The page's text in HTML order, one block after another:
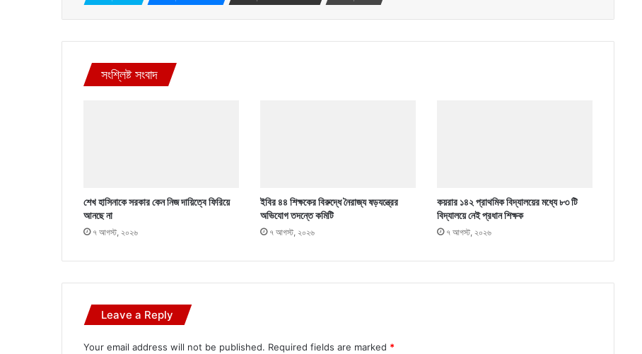
সংশ্লিষ্ট সংবাদ
শেখ হাসিনাকে সরকার কেন নিজ দায়িত্বে ফিরিয়ে
আনছে না
৭ আগস্ট, ২০২৬
ইবির ৪৪ শিক্ষকের বিরুদ্ধে নৈরাজ্য ষড়যন্ত্রের
অভিযোগ তদন্তে কমিটি
৭ আগস্ট, ২০২৬
কয়রার ১৪২ প্রাথমিক বিদ্যালয়ের মধ্যে ৮৩ টি
বিদ্যালয়ে নেই প্রধান শিক্ষক
৭ আগস্ট, ২০২৬
Leave a Reply
Your email address will not be published. Required fields are marked *